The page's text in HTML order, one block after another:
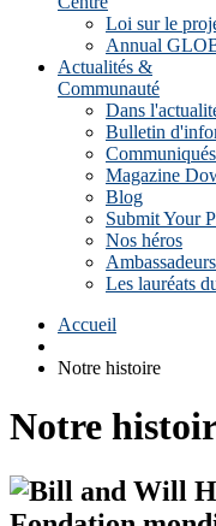
Loi sur le
Annual
Actualités &
Communauté
Dans
Bulletin
Magazine
Blog
Submit Your
Nos héros
Les lauréats
Accueil
Notre histoire
Notre